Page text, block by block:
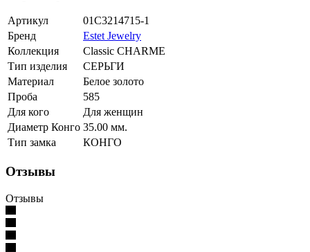
Артикул
01С3214715-1
Бренд
Estet Jewelry
Коллекция
Classic CHARME
Тип изделия
СЕРЬГИ
Материал
Белое золото
Проба
585
Для кого
Для женщин
Диаметр Конго 35.00 мм.
Тип замка
КОНГО
Отзывы
Отзывы